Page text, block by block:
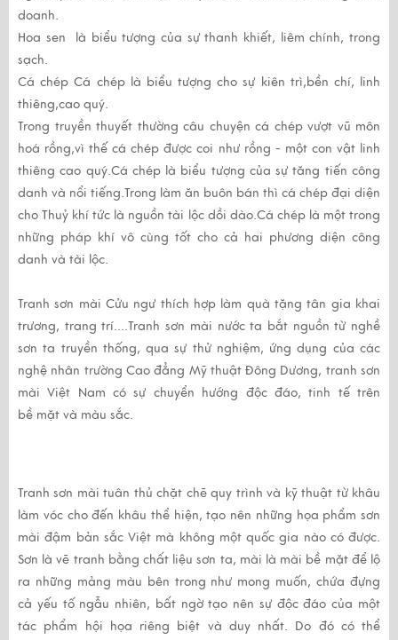
doanh.
Hoa sen
là biểu tượng của sự thanh khiết, liêm chính, trong
sạch.
Cá chépCá chép là biểu tượng cho sự kiên trì,bền chí, linh
thiêng,cao quý.
Trong truyền thuyết thường câu chuyện cá chép vượt vũ môn
hoá rồng,vì thế cá chép được coi như rồng - một con vật linh
thiêng cao quý.Cá chép là biểu tượng của sự tăng tiến công
danh và nổi tiếng.Trong làm ăn buôn bán thì cá chép đại diện
cho Thuỷ khí tức là nguồn tài lộc dồi dào.Cá chép là một trong
những pháp khí vô cùng tốt cho cả hai phương diện công
danh và tài lộc.
Tranh sơn mài Cửu ngư thích hợp làm quà tặng tân gia khai
trương, trang trí....Tranh sơn mài nước ta bắt nguồn từ nghề
sơn ta truyền thống, qua sự thử nghiệm, ứng dụng của các
nghệ nhân trường Cao đẳng Mỹ thuật Đông Dương, tranh sơn
màiViệt Nam có sự chuyển hướng độc đáo, tinh tế trên
bề mặt và màu sắc.
Tranh sơn màituân thủ chặt chẽ quy trình và kỹ thuật từ khâu
làm vóc cho đến khâu thể hiện, tạo nên những họa phẩm sơn
mài đậm bản sắc Việt mà không một quốc gia nào có được.
Sơn là vẽ tranh bằng chất liệu sơn ta, mài là mài bề mặt để lộ
ra những mảng màu bên trong như mong muốn, chứa đựng
cả yếu tố ngẫu nhiên, bất ngờ tạo nên sự độc đáo của một
tác phẩm hội họa riêng biệt và duy nhất. Do đó có thể